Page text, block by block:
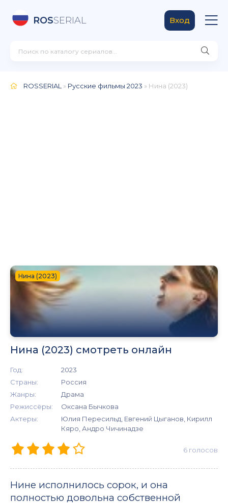
ROSSERIAL Вход
ROSSERIAL » Русские фильмы 2023 » Нина (2023)
Нина (2023)
Нина (2023) смотреть онлайн
Год:
2023
Страны:
Россия
Жанры:
Драма
Режиссёры:
Оксана Бычкова
Актеры:
Юлия Пересильд, Евгений Цыганов, Кирилл
Кяро, Андро Чичинадзе
6 голосов
Нине исполнилось сорок, и она
полностью довольна собственной